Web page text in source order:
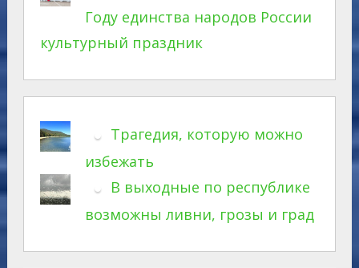
Году единства народов России
культурный праздник
Трагедия, которую можно
избежать
В выходные по республике
возможны ливни, грозы и град